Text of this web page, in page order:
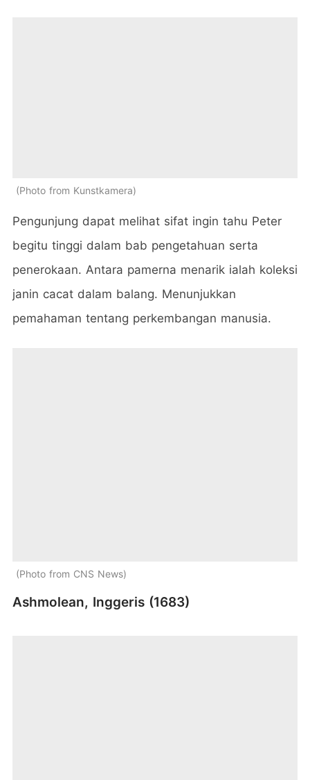
Photo from Kunstkamera
Pengunjung dapat melihat sifat ingin tahu Peter
begitu tinggi dalam bab pengetahuan serta
penerokaan. Antara pamerna menarik ialah koleksi
janin cacat dalam balang. Menunjukkan
pemahaman tentang perkembangan manusia.
Photo from CNS News
Ashmolean, Inggeris (1683)